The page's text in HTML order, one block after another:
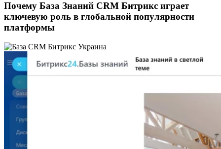
Почему База Знаний CRM Битрикс играет
ключевую роль в глобальной популярности
платформы